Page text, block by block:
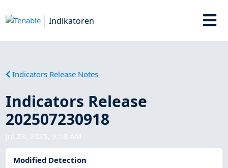
Indikatoren
Indicators Release Notes
Indicators Release
202507230918
Jul 23, 2025, 9:18 AM
Modified Detection